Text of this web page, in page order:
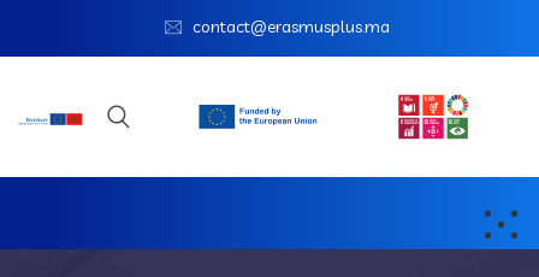
contact@erasmusplus.ma